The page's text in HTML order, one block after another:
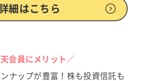
細はこちら
会員にメリット／
ナップが豊富！株も投資信託も